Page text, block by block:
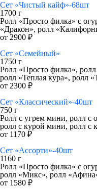
Сет «Чистый кайф»-68шт
1700 г
Ролл «Просто филка» с
«Дракон», ролл
от 2900 ₽
Сет «Семейный»
1750 г
Ролл «Просто филка»,
ролл «Теплая кура», ролл
от 2300 ₽
Сет «Классический»-40шт
750 г
Ролл с угрем мини, ролл с
ролл с курой мини, ролл с
от 1170 ₽
Сет «Ассорти»-40шт
1160 г
Ролл «Просто филка» с
ролл «Микс», ролл
от 1580 ₽